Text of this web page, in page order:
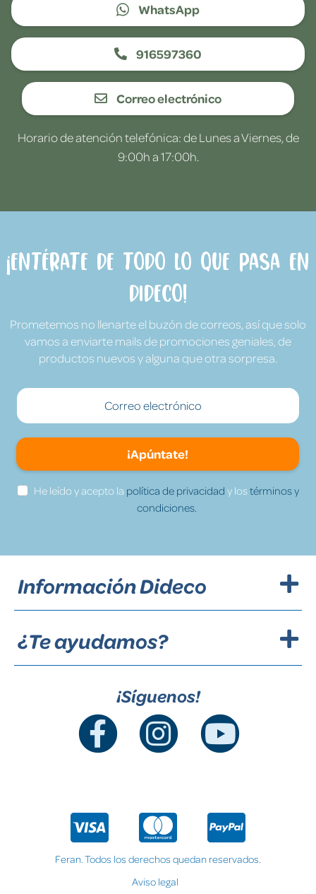
WhatsApp
916597360
Correo electrónico
Horario de atención telefónica: de Lunes a Viernes, de
9:00h a 17:00h.
¡Entérate de todo lo que pasa en
Dideco!
Prometemos no llenarte el buzón de correos, así que solo
vamos a enviarte mails de promociones geniales, de
productos nuevos y alguna que otra sorpresa.
¡Apúntate!
He leído y acepto la política de privacidad y lostérminos y
condiciones.
Información Dideco
¿Te ayudamos?
¡Síguenos!
Feran. Todos los derechos quedan reservados.
Aviso legal